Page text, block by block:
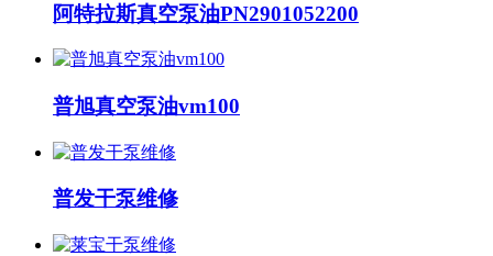
阿特拉斯真空泵油PN2901052200
普旭真空泵油vm100
普发干泵维修